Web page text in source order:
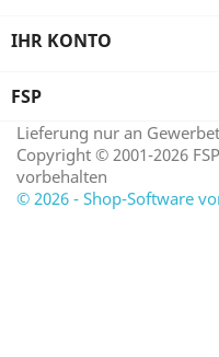
IHR KONTO
FSP
Lieferung nur an
Copyright © 2001-2026
vorbehalten
© 2026 - Shop-Software